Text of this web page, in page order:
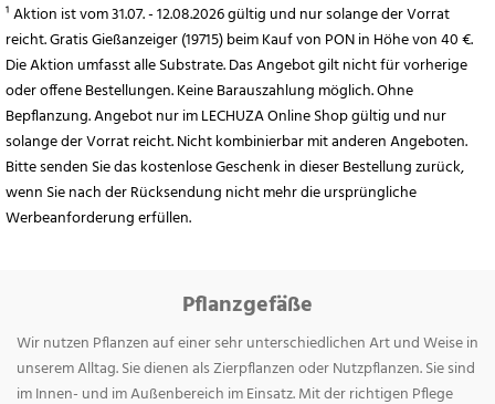
¹ Aktion ist vom 31.07. - 12.08.2026 gültig und nur solange der Vorrat
reicht. Gratis Gießanzeiger (19715) beim Kauf von PON in Höhe von 40 €.
Die Aktion umfasst alle Substrate. Das Angebot gilt nicht für vorherige
oder offene Bestellungen. Keine Barauszahlung möglich. Ohne
Bepflanzung. Angebot nur im LECHUZA Online Shop gültig und nur
solange der Vorrat reicht. Nicht kombinierbar mit anderen Angeboten.
Bitte senden Sie das kostenlose Geschenk in dieser Bestellung zurück,
wenn Sie nach der Rücksendung nicht mehr die ursprüngliche
Werbeanforderung erfüllen.
Pflanzgefäße
Wir nutzen Pflanzen auf einer sehr unterschiedlichen Art und Weise in
unserem Alltag. Sie dienen als Zierpflanzen oder Nutzpflanzen. Sie sind
im Innen- und im Außenbereich im Einsatz. Mit der richtigen Pflege